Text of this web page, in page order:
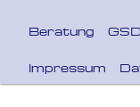
Beratung
GSD
Impressum